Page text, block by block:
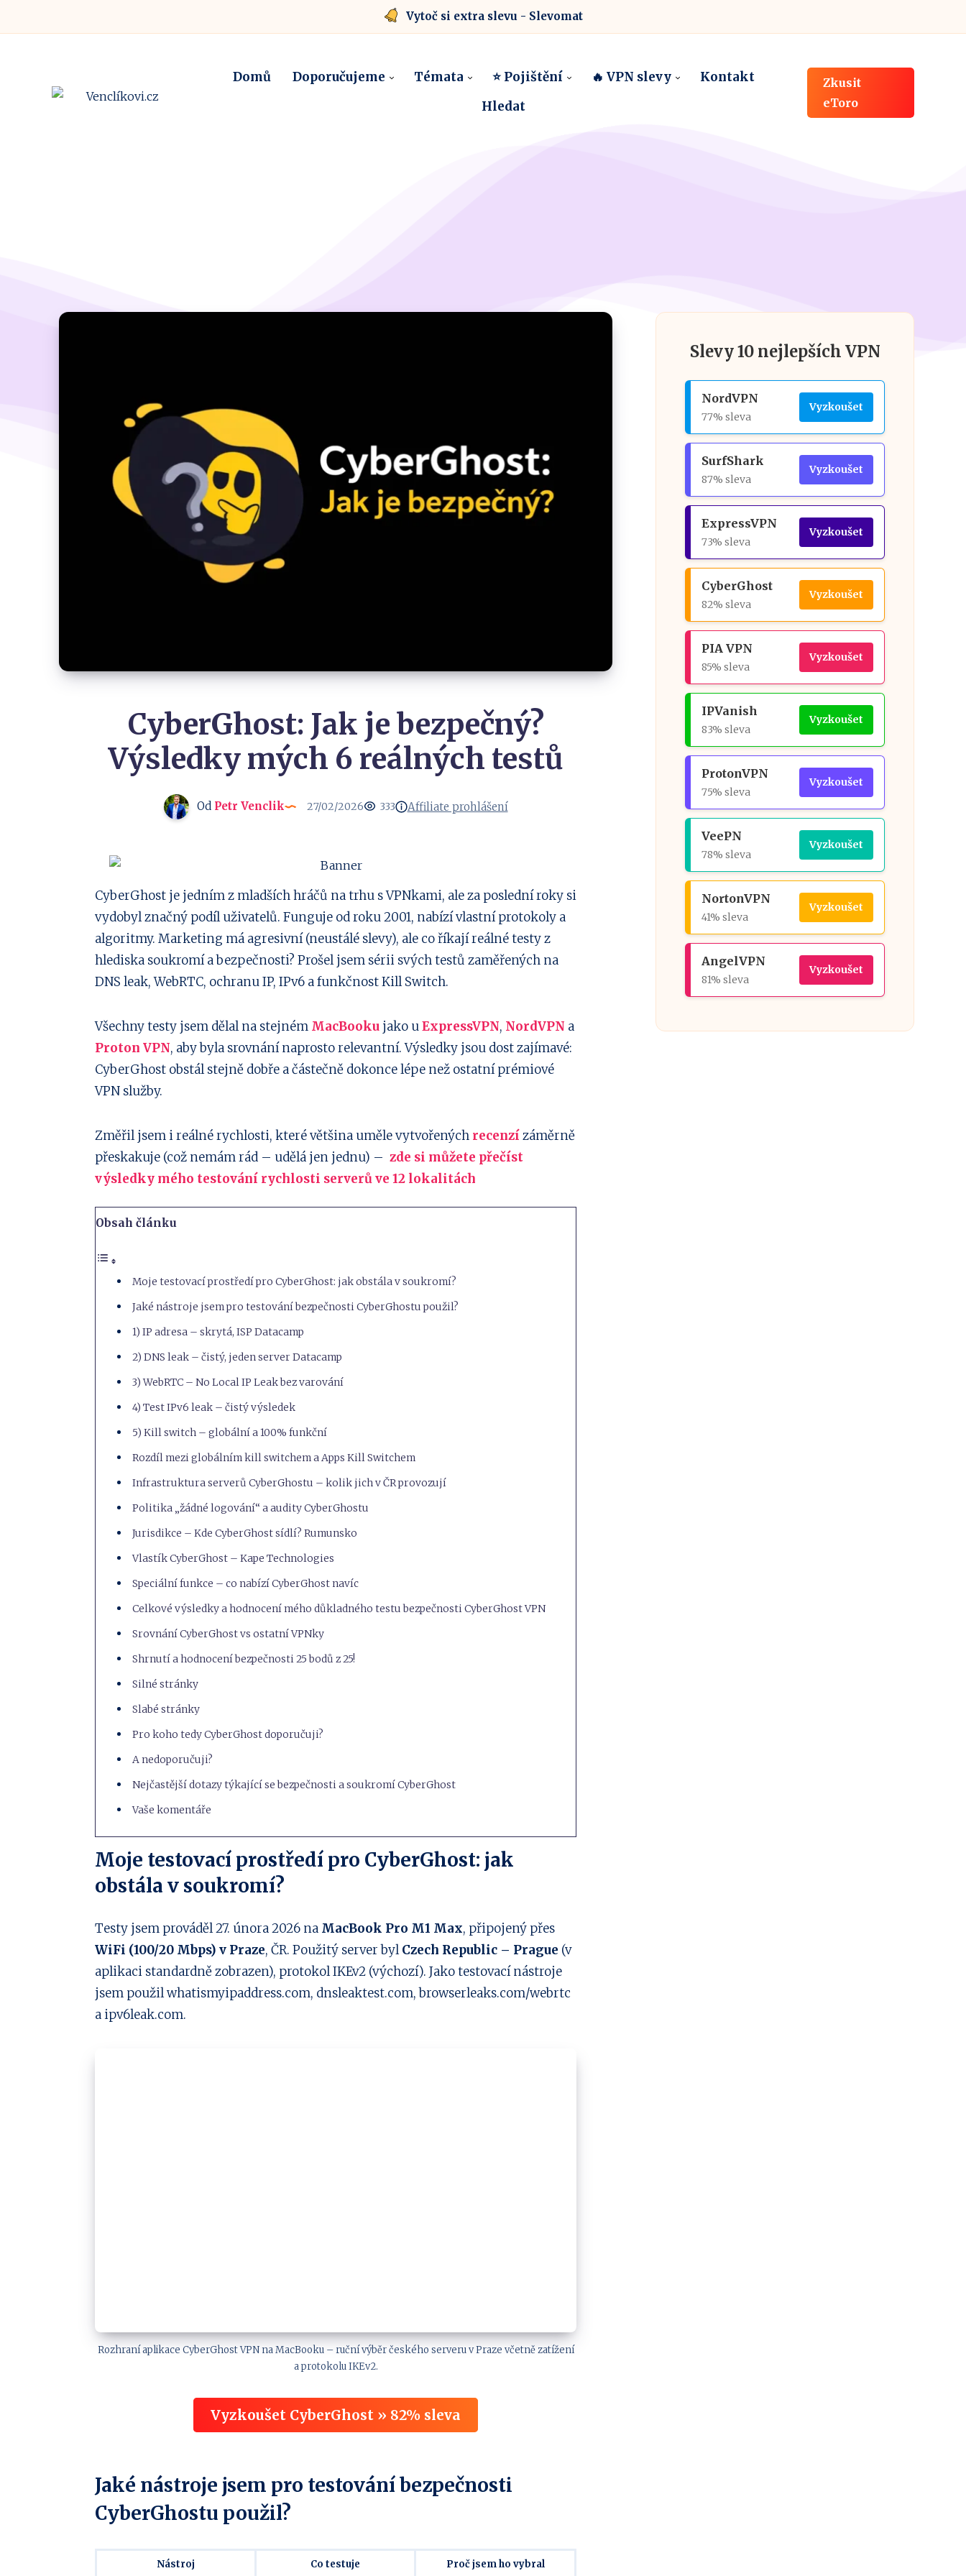
Vytoč si extra slevu - Slevomat
Domů Doporučujeme Témata ⭐ Pojištění 🔥 VPN slevy
Kontakt
Hledat
Zkusit
eToro
CyberGhost: Jak je bezpečný?
Výsledky mých 6 reálných testů
Od Petr Venclik 27/02/2026 333 Affiliate prohlášení
Sdílejte
Facebook
Sdílejte
Twitter
Sdílejte
Linkedin
Pinterest
Sdílejte
Sdílejte
CyberGhost je jedním z mladších hráčů na trhu s VPNkami, ale za poslední roky si
vydobyl značný podíl uživatelů. Funguje od roku 2001, nabízí vlastní protokoly a
algoritmy. Marketing má agresivní (neustálé slevy), ale co říkají reálné testy z
hlediska soukromí a bezpečnosti? Prošel jsem sérii svých testů zaměřených na
DNS leak, WebRTC, ochranu IP, IPv6 a funkčnost Kill Switch.
Všechny testy jsem dělal na stejném MacBooku jako uExpressVPN, NordVPN a
Proton VPN, aby byla srovnání naprosto relevantní. Výsledky jsou dost zajímavé:
CyberGhost obstál stejně dobře a částečně dokonce lépe než ostatní prémiové
VPN služby.
Změřil jsem i reálné rychlosti, které většina uměle vytvořených recenzízáměrně
přeskakuje (což nemám rád – udělá jen jednu) – zde si můžete přečíst
výsledky mého testování rychlosti serverů ve 12 lokalitách
Obsah článku
Moje testovací prostředí pro CyberGhost: jak obstála v soukromí?
Jaké nástroje jsem pro testování bezpečnosti CyberGhostu použil?
1) IP adresa – skrytá, ISP Datacamp
2) DNS leak – čistý, jeden server Datacamp
3) WebRTC – No Local IP Leak bez varování
4) Test IPv6 leak – čistý výsledek
5) Kill switch – globální a 100% funkční
Rozdíl mezi globálním kill switchem a Apps Kill Switchem
Infrastruktura serverů CyberGhostu – kolik jich v ČR provozují
Politika „žádné logování“ a audity CyberGhostu
Jurisdikce – Kde CyberGhost sídlí? Rumunsko
Vlastík CyberGhost – Kape Technologies
Speciální funkce – co nabízí CyberGhost navíc
Celkové výsledky a hodnocení mého důkladného testu bezpečnosti CyberGhost VPN
Srovnání CyberGhost vs ostatní VPNky
Shrnutí a hodnocení bezpečnosti 25 bodů z 25!
Silné stránky
Slabé stránky
Pro koho tedy CyberGhost doporučuji?
A nedoporučuji?
Nejčastější dotazy týkající se bezpečnosti a soukromí CyberGhost
Vaše komentáře
Moje testovací prostředí pro CyberGhost: jak
obstála v soukromí?
Testy jsem prováděl 27. února 2026 na MacBook Pro M1 Max, připojený přes
WiFi (100/20 Mbps) v Praze, ČR. Použitý server bylCzech Republic – Prague (v
aplikaci standardně zobrazen), protokol IKEv2 (výchozí). Jako testovací nástroje
jsem použil whatismyipaddress.com, dnsleaktest.com, browserleaks.com/webrtc
a ipv6leak.com.
Rozhraní aplikace CyberGhost VPN na MacBooku – ruční výběr českého serveru v Praze včetně zatížení
a protokolu IKEv2.
Vyzkoušet CyberGhost » 82% sleva
Jaké nástroje jsem pro testování bezpečnosti
CyberGhostu použil?
Nástroj Co testuje Proč jsem ho vybral
Slevy 10 nejlepších VPN
NordVPN
77% sleva
Vyzkoušet
SurfShark
87% sleva
Vyzkoušet
ExpressVPN
73% sleva
Vyzkoušet
CyberGhost
82% sleva
Vyzkoušet
PIA VPN
85% sleva
Vyzkoušet
IPVanish
83% sleva
Vyzkoušet
ProtonVPN
75% sleva
Vyzkoušet
VeePN
78% sleva
Vyzkoušet
NortonVPN
41% sleva
Vyzkoušet
AngelVPN
81% sleva
Vyzkoušet